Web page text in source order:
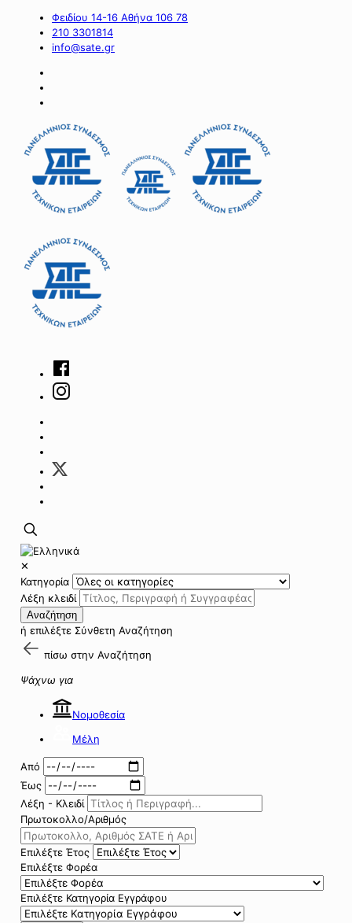
Φειδίου 14-16 Αθήνα 106 78
210 3301814
info@sate.gr
✕
Κατηγορία
Λέξη κλειδί
Αναζήτηση
ή επιλέξτε Σύνθετη Αναζήτηση
πίσω στην Αναζήτηση
Ψάχνω για
Νομοθεσία
Μέλη
Από
Έως
Λέξη - Κλειδί
Πρωτοκολλο/Αριθμός
Επιλέξτε Έτος
Επιλέξτε Φορέα
Επιλέξτε Κατηγορία Εγγράφου